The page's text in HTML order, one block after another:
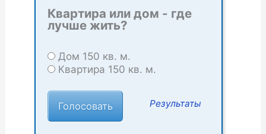
Квартира или дом - где
лучше жить?
Дом 150 кв. м.
Квартира 150 кв. м.
Результаты